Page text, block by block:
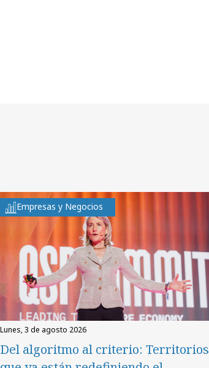
Empresas y Negocios
lunes, 3 de agosto 2026
Del algoritmo al criterio: Territorios